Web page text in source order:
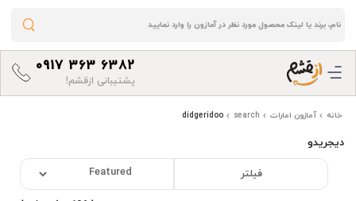
0917 363 6382
پشتیبانی ازقشم!
خانه آمازون امارات search
didgeridoo
دیجریدو
فیلتر